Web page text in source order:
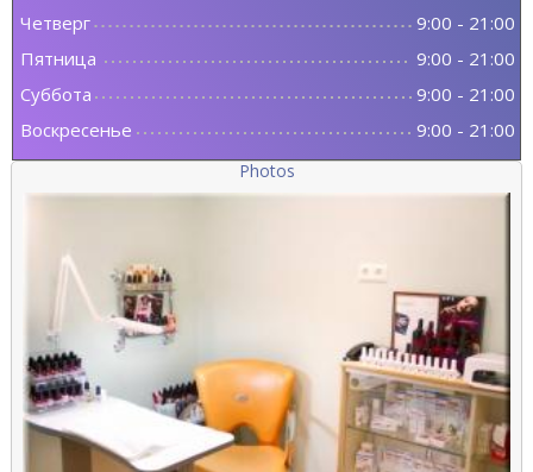
Четверг
9:00 - 21:00
Пятница
9:00 - 21:00
Суббота
9:00 - 21:00
Воскресенье
9:00 - 21:00
Photos